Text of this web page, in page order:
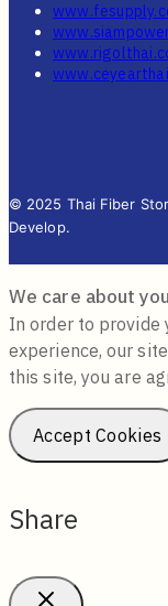
© 2025 Thai Fiber
Develop.
We care about
In order to provide
experience, our
this site, you are
Accept Cookies
Share